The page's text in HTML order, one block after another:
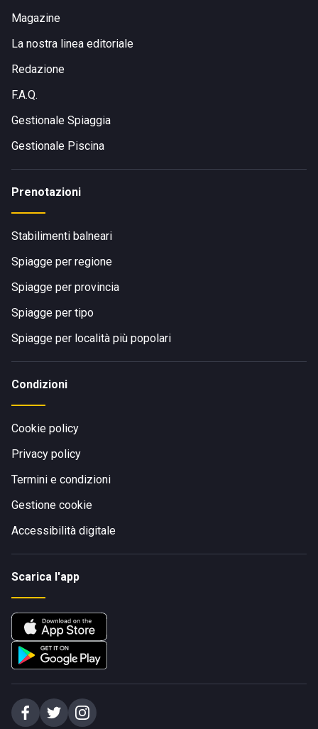
Magazine
La nostra linea editoriale
Redazione
F.A.Q.
Gestionale Spiaggia
Gestionale Piscina
Prenotazioni
Stabilimenti balneari
Spiagge per regione
Spiagge per provincia
Spiagge per tipo
Spiagge per località più popolari
Condizioni
Cookie policy
Privacy policy
Termini e condizioni
Gestione cookie
Accessibilità digitale
Scarica l'app